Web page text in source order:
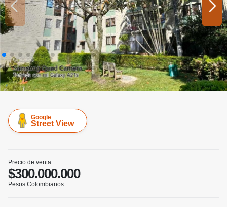
Google
Street View
Precio de venta
$300.000.000
Pesos Colombianos